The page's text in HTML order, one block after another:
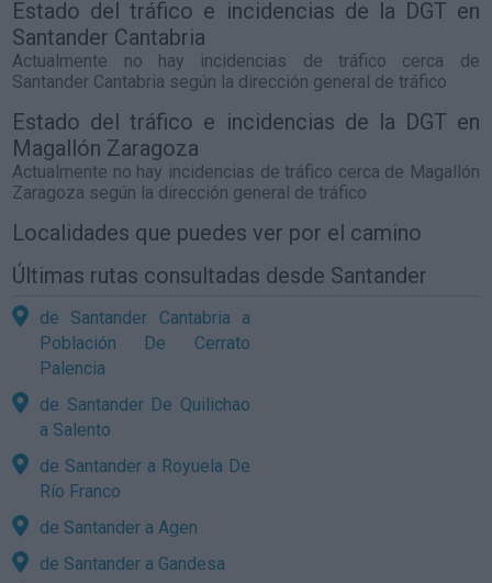
Estado del tráfico e incidencias de la DGT en
Santander Cantabria
Actualmente no hay incidencias de tráfico cerca de
Santander Cantabria según la dirección general de tráfico
Estado del tráfico e incidencias de la DGT en
Magallón Zaragoza
Actualmente no hay incidencias de tráfico cerca de Magallón
Zaragoza según la dirección general de tráfico
Localidades que puedes ver por el camino
Últimas rutas consultadas desde Santander
de Santander Cantabria a
Población De Cerrato
Palencia
de Santander De Quilichao
a Salento
de Santander a Royuela De
Río Franco
de Santander a Agen
de Santander a Gandesa